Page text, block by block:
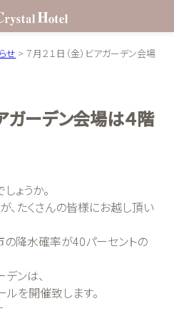
せ > ７月２１日（金）ビアガーデン会場
ガーデン会場は４階
ょうか。
、たくさんの皆様にお越し頂い
の降水確率が40パーセントの
ンは、
ルを開催致します。